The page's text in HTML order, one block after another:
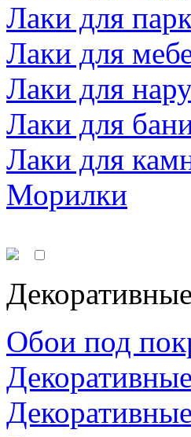
Лаки для
Лаки для
Лаки для
Лаки для
Лаки для
Морилки
Обои под